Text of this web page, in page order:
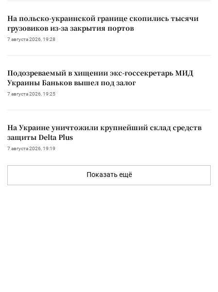
На польско-украинской границе скопились тысячи
грузовиков из-за закрытия портов
7 августа 2026, 19:28
Подозреваемый в хищении экс-госсекретарь МИД
Украины Баньков вышел под залог
7 августа 2026, 19:25
На Украине уничтожили крупнейший склад средств
защиты Delta Plus
7 августа 2026, 19:19
Показать ещё